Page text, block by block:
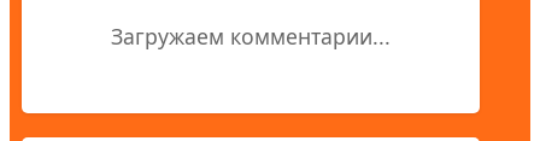
Загружаем комментарии...